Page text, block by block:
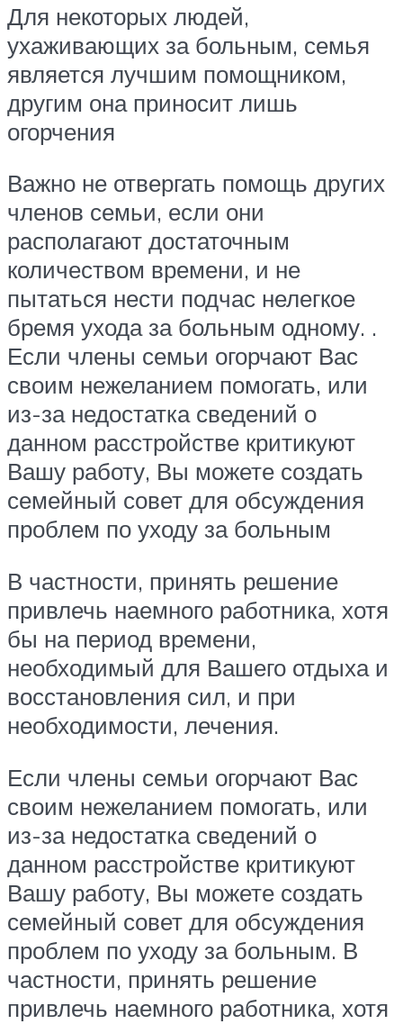
Для некоторых людей,
ухаживающих за больным, семья
является лучшим помощником,
другим она приносит лишь
огорчения
Важно не отвергать помощь других
членов семьи, если они
располагают достаточным
количеством времени, и не
пытаться нести подчас нелегкое
бремя ухода за больным одному. .
Если члены семьи огорчают Вас
своим нежеланием помогать, или
из-за недостатка сведений о
данном расстройстве критикуют
Вашу работу, Вы можете создать
семейный совет для обсуждения
проблем по уходу за больным
В частности, принять решение
привлечь наемного работника, хотя
бы на период времени,
необходимый для Вашего отдыха и
восстановления сил, и при
необходимости, лечения.
Если члены семьи огорчают Вас
своим нежеланием помогать, или
из-за недостатка сведений о
данном расстройстве критикуют
Вашу работу, Вы можете создать
семейный совет для обсуждения
проблем по уходу за больным. В
частности, принять решение
привлечь наемного работника, хотя